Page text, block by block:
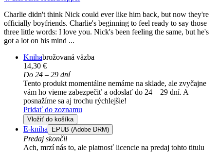
Charlie didn't think Nick could ever like him back, but now they're
officially boyfriends. Charlie's beginning to feel ready to say those
three little words: I love you. Nick's been feeling the same, but he's
got a lot on his mind ...
Knihabrožovaná väzba
14,30 €
Do 24 – 29 dní
Tento produkt momentálne nemáme na sklade, ale zvyčajne
vám ho vieme zabezpečiť a odoslať do 24 – 29 dní. A
posnažíme sa aj trochu rýchlejšie!
Pridať do zoznamu
Vložiť do košíka
E-kniha EPUB (Adobe DRM)
Predaj skončil
Ach, mrzí nás to, ale platnosť licencie na predaj tohto titulu